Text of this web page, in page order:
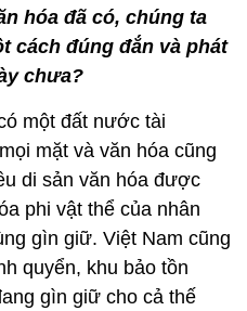
hóa đã có, chúng ta
cách đúng đắn và phát
chưa?
một đất nước tài
mặt và văn hóa cũng
di sản văn hóa được
phi vật thể của nhân
gìn giữ. Việt Nam cũng
quyển, khu bảo tồn
gìn giữ cho cả thế